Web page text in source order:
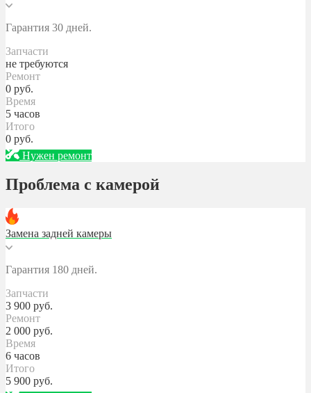
Гарантия 30 дней.
Запчасти
не требуются
Ремонт
0 руб.
Время
5 часов
Итого
0 руб.
Нужен ремонт
Проблема с камерой
Замена задней камеры
Гарантия 180 дней.
Запчасти
3 900 руб.
Ремонт
2 000 руб.
Время
6 часов
Итого
5 900 руб.